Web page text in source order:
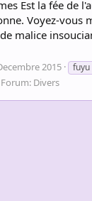
Est la fée de
Voyez-vous
malice
2015 fuyu
Forum: Divers